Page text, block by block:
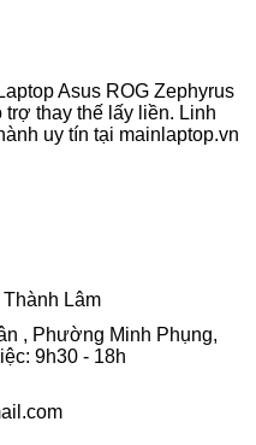
Asus ROG Zephyrus
thay thế lấy liền. Linh
uy tín tại mainlaptop.vn
Lâm
, Phường Minh Phụng,
9h30 - 18h